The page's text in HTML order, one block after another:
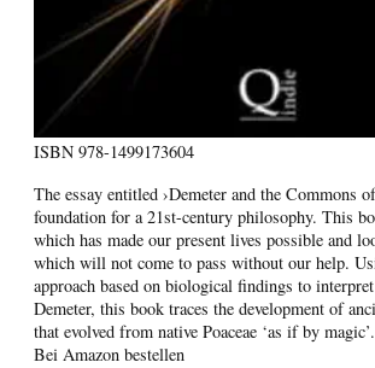
ISBN 978-1499173604
The essay entitled ›Demeter and the Commons
foundation for a 21st-century philosophy. This
which has made our present lives possible and
which will not come to pass without our help.
approach based on biological findings to
Demeter, this book traces the development of
that evolved from native Poaceae ‘as if by magic’.
Bei Amazon bestellen